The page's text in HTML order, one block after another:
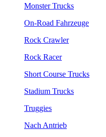
Monster Trucks
On-Road Fahrzeuge
Rock Crawler
Rock Racer
Short Course Trucks
Stadium Trucks
Truggies
Nach Antrieb